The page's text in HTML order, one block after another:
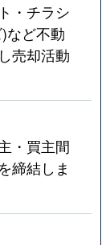
・チラシ
など不動
売却活動
・買主間
締結しま